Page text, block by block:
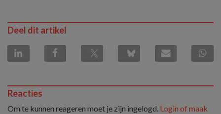
Deel dit artikel
Reacties
Om te kunnen reageren moet je zijn ingelogd. Login of maak